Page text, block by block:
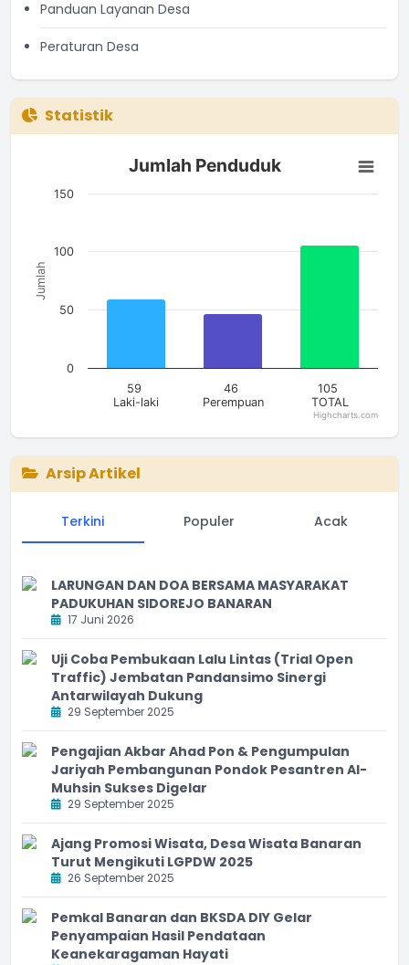
Panduan Layanan Desa
Peraturan Desa
Statistik
Jumlah Penduduk
Bar chart with 3 bars.
The chart has 1 X axis displaying categories.
Jumlah
Jumlah Penduduk
59
Laki-laki
46
Perempuan
105
TOTAL
0
50
100
150
Highcharts.com
Arsip Artikel
Terkini Populer Acak
LARUNGAN DAN DOA BERSAMA MASYARAKAT
PADUKUHAN SIDOREJO BANARAN
17 Juni 2026
Uji Coba Pembukaan Lalu Lintas (Trial Open
Traffic) Jembatan Pandansimo Sinergi
Antarwilayah Dukung
29 September 2025
Pengajian Akbar Ahad Pon & Pengumpulan
Jariyah Pembangunan Pondok Pesantren Al-
Muhsin Sukses Digelar
29 September 2025
Ajang Promosi Wisata, Desa Wisata Banaran
Turut Mengikuti LGPDW 2025
26 September 2025
Pemkal Banaran dan BKSDA DIY Gelar
Penyampaian Hasil Pendataan
Keanekaragaman Hayati